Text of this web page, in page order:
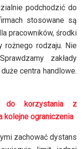
podchodzić do
stosowane są
pracowników, środki
rożnego rodzaju. Nie
zakłady
centra handlowe.
do korzystania z
kolejne ograniczenia
zachować dystans